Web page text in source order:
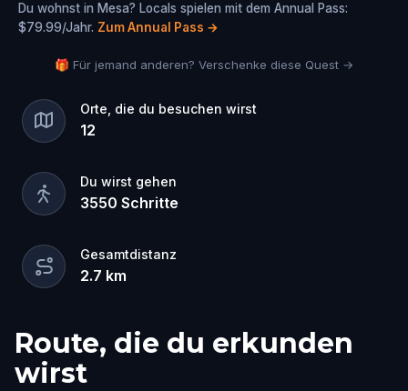
Du wohnst in Mesa? Locals spielen mit dem Annual Pass:
$79.99/Jahr. Zum Annual Pass →
🎁 Für jemand anderen? Verschenke diese Quest →
Orte, die du besuchen wirst
12
Du wirst gehen
3550 Schritte
Gesamtdistanz
2.7 km
Route, die du erkunden
wirst
Start
Ziel